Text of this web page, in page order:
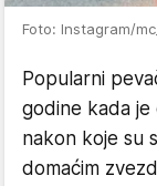
Foto: Instagram/
Popularni
godine kada je
nakon koje su
domaćim